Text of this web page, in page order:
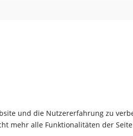
und die Nutzererfahrung zu
mehr alle Funktionalitäten der